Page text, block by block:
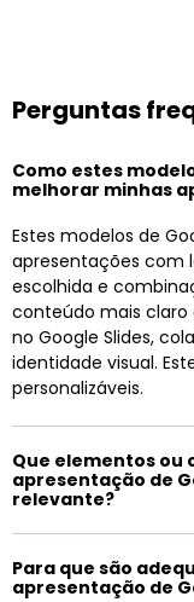
Perguntas
Como estes
melhorar minhas
Estes modelos de
apresentações com
escolhida e
conteúdo mais claro
no Google Slides,
identidade visual.
personalizáveis.
Que elementos ou
apresentação de
relevante?
Para que são
apresentação de